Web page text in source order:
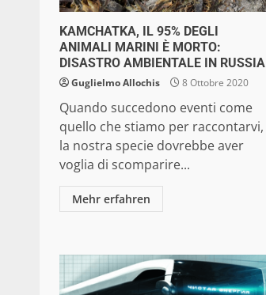
KAMCHATKA, IL 95% DEGLI
ANIMALI MARINI È MORTO:
DISASTRO AMBIENTALE IN RUSSIA
Guglielmo Allochis 8 Ottobre 2020
Quando succedono eventi come
quello che stiamo per raccontarvi,
la nostra specie dovrebbe aver
voglia di scomparire...
Mehr erfahren